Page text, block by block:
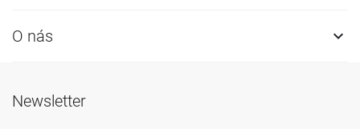
O nás 
Newsletter